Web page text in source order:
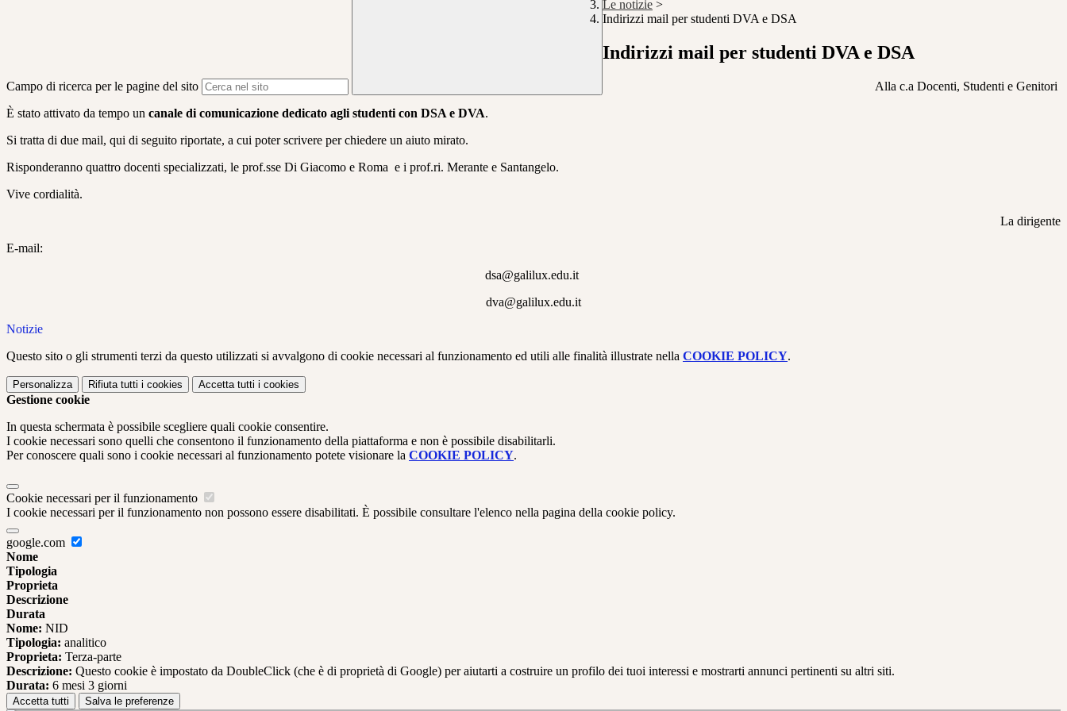
Campo di ricerca per le pagine del sito
Le notizie >
Indirizzi mail per studenti DVA e DSA
Indirizzi mail per studenti DVA e DSA
Alla c.a Docenti, Studenti e Genitori
È stato attivato da tempo un canale di comunicazione dedicato agli studenti con DSA e DVA.
Si tratta di due mail, qui di seguito riportate, a cui poter scrivere per chiedere un aiuto mirato.
Risponderanno quattro docenti specializzati, le prof.sse Di Giacomo e Roma e i prof.ri. Merante e Santangelo.
Vive cordialità.
La dirigente
E-mail:
dsa@galilux.edu.it
dva@galilux.edu.it
Notizie
Questo sito o gli strumenti terzi da questo utilizzati si avvalgono di cookie necessari al funzionamento ed utili alle finalità illustrate nella COOKIE POLICY.
Personalizza Rifiuta tutti i cookies Accetta tutti i cookies
Gestione cookie
In questa schermata è possibile scegliere quali cookie consentire.
I cookie necessari sono quelli che consentono il funzionamento della piattaforma e non è possibile disabilitarli.
Per conoscere quali sono i cookie necessari al funzionamento potete visionare la COOKIE POLICY.
Cookie necessari per il funzionamento
I cookie necessari per il funzionamento non possono essere disabilitati. È possibile consultare l'elenco nella pagina della cookie policy.
google.com
Nome
Tipologia
Proprieta
Descrizione
Durata
Nome: NID
Tipologia: analitico
Proprieta: Terza-parte
Descrizione: Questo cookie è impostato da DoubleClick (che è di proprietà di Google) per aiutarti a costruire un profilo dei tuoi interessi e mostrarti annunci pertinenti su altri siti.
Durata: 6 mesi 3 giorni
Accetta tutti Salva le preferenze